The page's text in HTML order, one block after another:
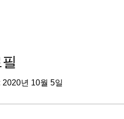
2020년 10월 5일